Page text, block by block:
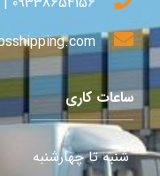
ساعات کاری
شنبه تا چهارشنبه